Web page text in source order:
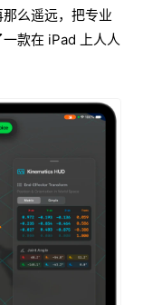
么遥远，把专业
款在 iPad 上人人